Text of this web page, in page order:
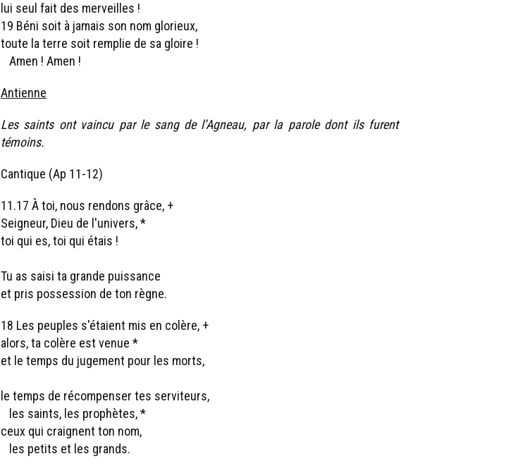
lui seul fait des merveilles !
19 Béni soit à jamais son nom glorieux,
toute la terre soit remplie de sa gloire !
Amen ! Amen !
Antienne
Les saints ont vaincu par le sang de l’Agneau, par la parole dont ils furent
témoins.
Cantique (Ap 11-12)
11.17 À toi, nous rendons grâce, +
Seigneur, Dieu de l'univers, *
toi qui es, toi qui étais !
Tu as saisi ta grande puissance
et pris possession de ton règne.
18 Les peuples s'étaient mis en colère, +
alors, ta colère est venue *
et le temps du jugement pour les morts,
le temps de récompenser tes serviteurs,
les saints, les prophètes, *
ceux qui craignent ton nom,
les petits et les grands.